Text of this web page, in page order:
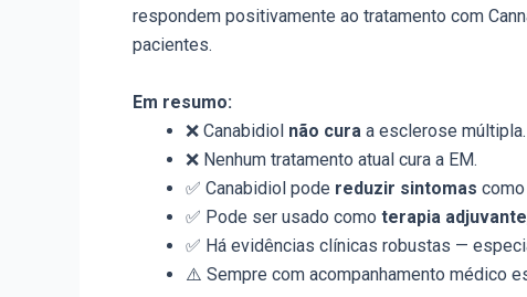
respondem positivamente ao tratamento com
pacientes.
Em resumo:
❌ Canabidiol não cura a esclerose múltipla.
❌ Nenhum tratamento atual cura a EM.
✅ Canabidiol pode reduzir sintomas
✅ Pode ser usado como terapia adjuvante
✅ Há evidências clínicas robustas —
⚠️ Sempre com acompanhamento médico